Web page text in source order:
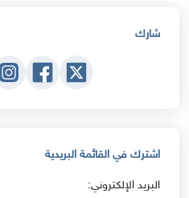
شارك
اشترك في القائمة البريدية
البريد الإلكتروني: